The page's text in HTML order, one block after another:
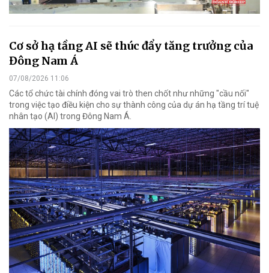
Cơ sở hạ tầng AI sẽ thúc đẩy tăng trưởng của
Đông Nam Á
07/08/2026 11:06
Các tổ chức tài chính đóng vai trò then chốt như những "cầu nối"
trong việc tạo điều kiện cho sự thành công của dự án hạ tầng trí tuệ
nhân tạo (AI) trong Đông Nam Á.